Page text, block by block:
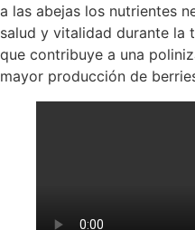
a las abejas los nutrientes
salud y vitalidad durante la
que contribuye a una
mayor producción de